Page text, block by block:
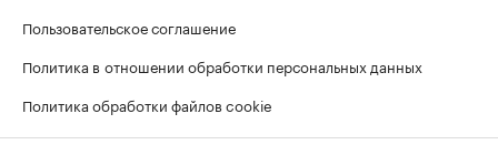
Пользовательское соглашение
Политика в отношении обработки персональных данных
Политика обработки файлов cookie